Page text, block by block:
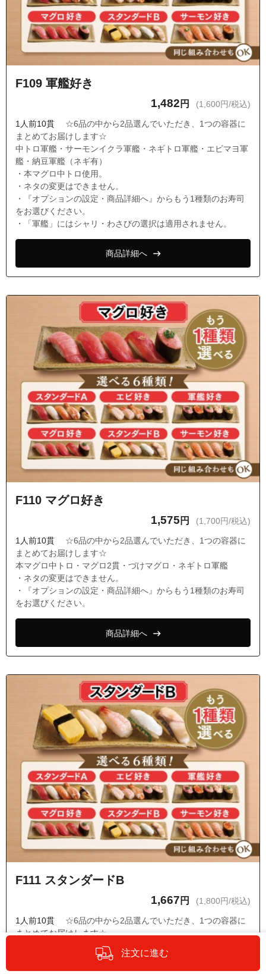
F109 軍艦好き
1,482 円 (1,600円/税込)
1人前10貫
☆6品の中から2品選んでいただき、1つの容器に
まとめてお届けします☆
中トロ軍艦・サーモンイクラ軍艦・ネギトロ軍艦・エビマヨ軍
艦・納豆軍艦（ネギ有）
・本マグロ中トロ使用。
・ネタの変更はできません。
・『オプションの設定・商品詳細へ』からもう1種類のお寿司
をお選びください。
・「軍艦」にはシャリ・わさびの選択は適用されません。
商品詳細へ
F110 マグロ好き
1,575 円 (1,700円/税込)
1人前10貫
☆6品の中から2品選んでいただき、1つの容器に
まとめてお届けします☆
本マグロ中トロ・マグロ2貫・づけマグロ・ネギトロ軍艦
・ネタの変更はできません。
・『オプションの設定・商品詳細へ』からもう1種類のお寿司
をお選びください。
商品詳細へ
F111 スタンダードB
1,667 円 (1,800円/税込)
1人前10貫
☆6品の中から2品選んでいただき、1つの容器に
まとめてお届けします☆
玉子・ツブ貝・甘エビ・エンガワ・トロ炙り塩さば
・ネタの変更はできません。
・『オプションの設定・商品詳細へ』からもう1種類のお寿司
注文に進む